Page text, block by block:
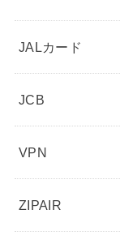
JALカード
JCB
VPN
ZIPAIR